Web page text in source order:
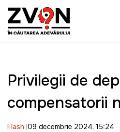
Privilegii de
compensatorii
Flash 09 decembrie 2024, 15:24